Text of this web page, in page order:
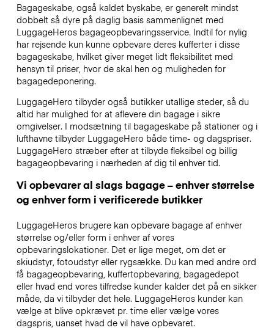
Bagageskabe, også kaldet byskabe, er generelt mindst
dobbelt så dyre på daglig basis sammenlignet med
LuggageHeros bagageopbevaringsservice. Indtil for nylig
har rejsende kun kunne opbevare deres kufferter i disse
bagageskabe, hvilket giver meget lidt fleksibilitet med
hensyn til priser, hvor de skal hen og muligheden for
bagagedeponering.
LuggageHero tilbyder også butikker utallige steder, så du
altid har mulighed for at aflevere din bagage i sikre
omgivelser. I modsætning til bagageskabe på stationer og i
lufthavne tilbyder LuggageHero både time- og dagspriser.
LuggageHero stræber efter at tilbyde fleksibel og billig
bagageopbevaring i nærheden af dig til enhver tid.
Vi opbevarer al slags bagage – enhver størrelse
og enhver form i verificerede butikker
LuggageHeros brugere kan opbevare bagage af enhver
størrelse og/eller form i enhver af vores
opbevaringslokationer. Det er lige meget, om det er
skiudstyr, fotoudstyr eller rygsække. Du kan med andre ord
få bagageopbevaring, kuffertopbevaring, bagagedepot
eller hvad end vores tilfredse kunder kalder det på en sikker
måde, da vi tilbyder det hele. LuggageHeros kunder kan
vælge at blive opkrævet pr. time eller vælge vores
dagspris, uanset hvad de vil have opbevaret.